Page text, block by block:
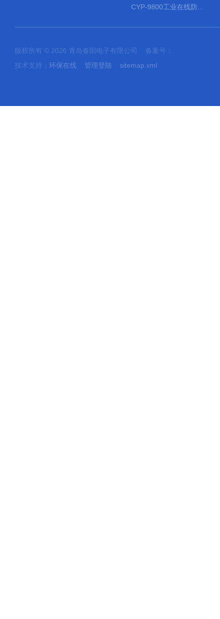
版权所有 © 2026 青岛春阳电子有限公司 备案号：
技术支持： 环保在线 管理登陆 sitemap.xml